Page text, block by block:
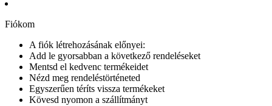
Fiókom
A fiók létrehozásának előnyei:
Add le gyorsabban a következő rendeléseket
Mentsd el kedvenc termékeidet
Nézd meg rendeléstörténeted
Egyszerűen téríts vissza termékeket
Kövesd nyomon a szállítmányt